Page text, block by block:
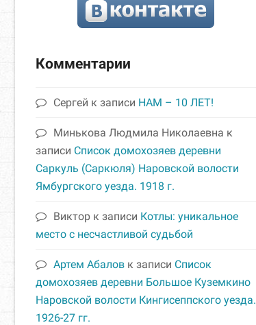
Комментарии
Сергей к записи НАМ – 10 ЛЕТ!
Минькова Людмила Николаевна к
записи Список домохозяев деревни
Саркуль (Саркюля) Наровской волости
Ямбургского уезда. 1918 г.
Виктор к записи Котлы: уникальное
место с несчастливой судьбой
Артем Абалов к записи Список
домохозяев деревни Большое Куземкино
Наровской волости Кингисеппского уезда.
1926-27 гг.